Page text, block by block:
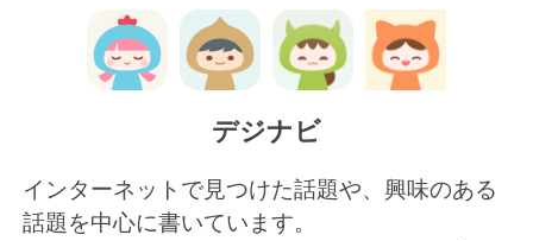
デジナビ
インターネットで見つけた話題や、興味のある
話題を中心に書いています。